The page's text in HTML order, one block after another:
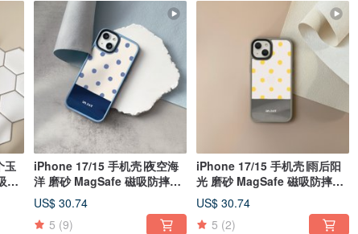
玉
手
iPhone 17/15 手机壳∣夜空海
洋 磨砂 MagSafe 磁吸防摔手
机壳
US$ 30.74
5 (9)
iPhone 17/15 手机壳∣雨后阳
光 磨砂 MagSafe 磁吸防摔手
机壳
US$ 30.74
5 (2)